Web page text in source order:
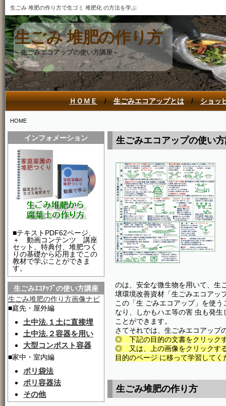
生ごみ 堆肥の作り方で生ゴミ 堆肥化 の方法を学ぶ
生ごみ 堆肥の作り方
～生ごみエコアップの使い方講座～
ＨＯＭＥ/生ごみエコアップとは/ショッ
HOME
インフォメーション
■テキストPDF62ページ、
＋ 動画コンテンツ 講座
セット。特典付、堆肥つく
りの基礎から応用までこの
教材で学ぶことができま
す。
生ごみｴｺｱｯﾌﾟの使い方講座
生ごみ堆肥の作り方画像ナビ
■庭先・屋外編
土中法.１土に直接埋
土中法.２容器を用い
大型コンポスト容器
■家中・室内編
ポリ袋法
ポリ容器法
その他
生ごみエコアップの使い
のは、安全な微生物を用いて、生
壌環境改善資材「生ごみエコアッ
この「生 ごみエコアップ」を使
なり、しかもハエ等の害 虫も発
ことができます。
さてそれでは、生ごみエコアップ
◎ 下記の目的の文書をクリック
◎ 又は、上の画像をクリックす
目的のページ に移って学習してく
生ごみ堆肥の作り方